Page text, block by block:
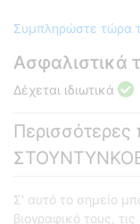
Συμπληρώστε τώρα
Ασφαλιστικά
Δέχεται ιδιωτικά
Περισσότερες
Σ' αυτό το σημείο
βιογραφικό τους,